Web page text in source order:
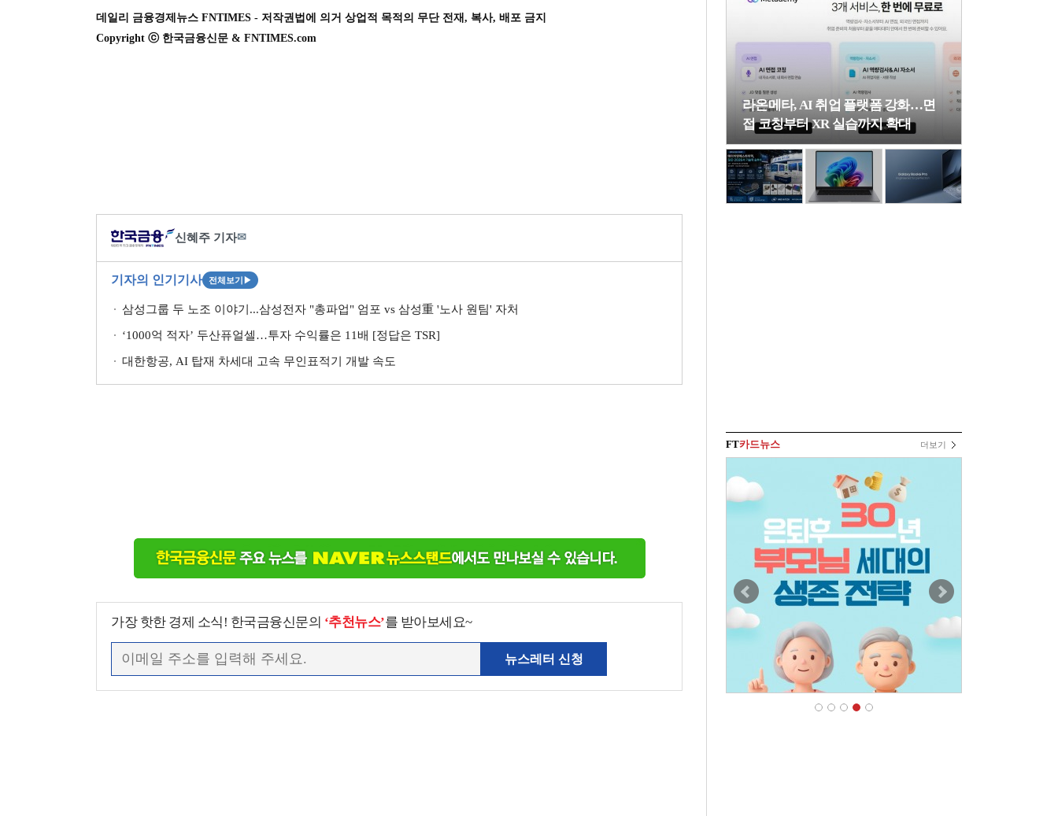
데일리 금융경제뉴스 FNTIMES - 저작권법에 의거 상업적 목적의 무단 전재, 복사, 배포 금지
Copyright ⓒ 한국금융신문 & FNTIMES.com
신혜주 기자✉
기자의 인기기사 전체보기 ▶
삼성그룹 두 노조 이야기...삼성전자 "총파업" 엄포 vs 삼성重 '노사 원팀' 자처
‘1000억 적자’ 두산퓨얼셀…투자 수익률은 11배 [정답은 TSR]
대한항공, AI 탑재 차세대 고속 무인표적기 개발 속도
가장 핫한 경제 소식! 한국금융신문의 ‘추천뉴스’를 받아보세요~
뉴스레터 신청
라온메타, AI 취업 플랫폼 강화…면
접 코칭부터 XR 실습까지 확대
FT카드뉴스 더보기